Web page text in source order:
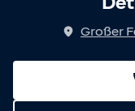
Großer